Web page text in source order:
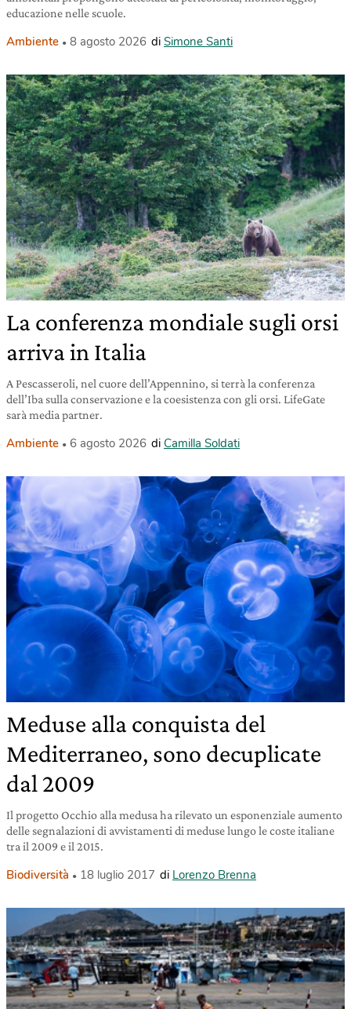
educazione nelle scuole.
Ambiente 8 agosto 2026 di Simone Santi
La conferenza mondiale sugli orsi
arriva in Italia
A Pescasseroli, nel cuore dell’Appennino, si terrà la conferenza
dell’Iba sulla conservazione e la coesistenza con gli orsi. LifeGate
sarà media partner.
Ambiente 6 agosto 2026 di Camilla Soldati
Meduse alla conquista del
Mediterraneo, sono decuplicate
dal 2009
Il progetto Occhio alla medusa ha rilevato un esponenziale aumento
delle segnalazioni di avvistamenti di meduse lungo le coste italiane
tra il 2009 e il 2015.
Biodiversità 18 luglio 2017 di Lorenzo Brenna